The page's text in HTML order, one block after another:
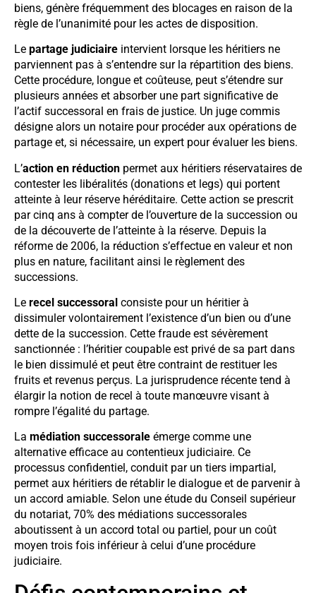
biens, génère fréquemment des blocages en raison de la
règle de l’unanimité pour les actes de disposition.
Le partage judiciaire intervient lorsque les héritiers ne
parviennent pas à s’entendre sur la répartition des biens.
Cette procédure, longue et coûteuse, peut s’étendre sur
plusieurs années et absorber une part significative de
l’actif successoral en frais de justice. Un juge commis
désigne alors un notaire pour procéder aux opérations de
partage et, si nécessaire, un expert pour évaluer les biens.
L’action en réduction permet aux héritiers réservataires de
contester les libéralités (donations et legs) qui portent
atteinte à leur réserve héréditaire. Cette action se prescrit
par cinq ans à compter de l’ouverture de la succession ou
de la découverte de l’atteinte à la réserve. Depuis la
réforme de 2006, la réduction s’effectue en valeur et non
plus en nature, facilitant ainsi le règlement des
successions.
Le recel successoral consiste pour un héritier à
dissimuler volontairement l’existence d’un bien ou d’une
dette de la succession. Cette fraude est sévèrement
sanctionnée : l’héritier coupable est privé de sa part dans
le bien dissimulé et peut être contraint de restituer les
fruits et revenus perçus. La jurisprudence récente tend à
élargir la notion de recel à toute manœuvre visant à
rompre l’égalité du partage.
La médiation successorale émerge comme une
alternative efficace au contentieux judiciaire. Ce
processus confidentiel, conduit par un tiers impartial,
permet aux héritiers de rétablir le dialogue et de parvenir à
un accord amiable. Selon une étude du Conseil supérieur
du notariat, 70% des médiations successorales
aboutissent à un accord total ou partiel, pour un coût
moyen trois fois inférieur à celui d’une procédure
judiciaire.